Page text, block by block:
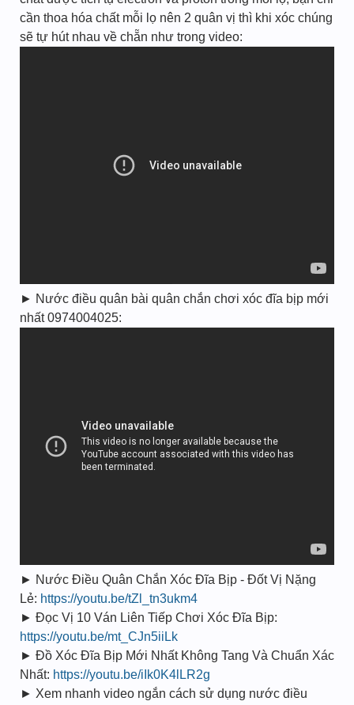
cần thoa hóa chất mỗi lọ nên 2 quân vị thì khi xóc chúng
sẽ tự hút nhau về chẵn như trong video:
► Nước điều quân bài quân chắn chơi xóc đĩa bịp mới
nhất 0974004025:
► Nước Điều Quân Chắn Xóc Đĩa Bịp - Đốt Vị Nặng
Lẻ: https://youtu.be/tZl_tn3ukm4
► Đọc Vị 10 Ván Liên Tiếp Chơi Xóc Đĩa Bịp:
https://youtu.be/mt_CJn5iiLk
► Đồ Xóc Đĩa Bịp Mới Nhất Không Tang Và Chuẩn Xác
Nhất: https://youtu.be/iIk0K4lLR2g
► Xem nhanh video ngắn cách sử dụng nước điều